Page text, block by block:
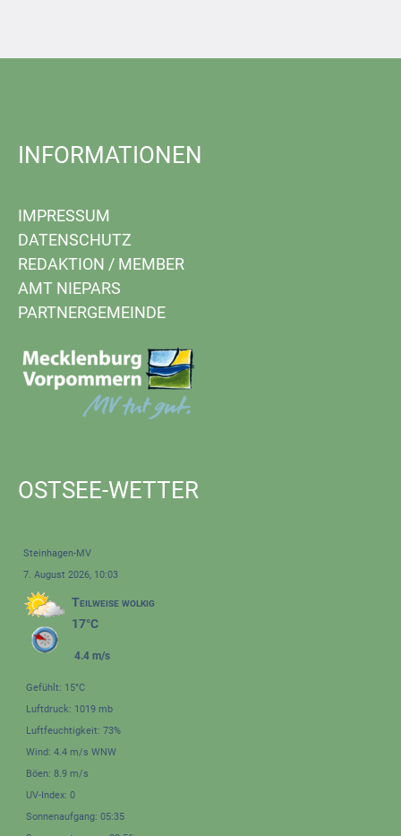
INFORMATIONEN
IMPRESSUM
DATENSCHUTZ
REDAKTION / MEMBER
AMT NIEPARS
PARTNERGEMEINDE
OSTSEE-WETTER
Steinhagen-MV
7. August 2026, 10:03
Teilweise wolkig
17°C
4.4 m/s
Gefühlt: 15°C
Luftdruck: 1019 mb
Luftfeuchtigkeit: 73%
Wind: 4.4 m/s WNW
Böen: 8.9 m/s
UV-Index: 0
Sonnenaufgang: 05:35